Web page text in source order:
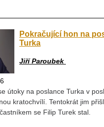
Pokračující hon na
Turka
Jiří Paroubek
útoky na poslance Turka v
kratochvílí. Tentokrát jim
se Filip Turek stal.